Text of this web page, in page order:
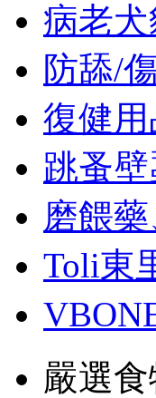
病老
防舔/
復健用
跳蚤
磨餵
Toli東
嚴選食